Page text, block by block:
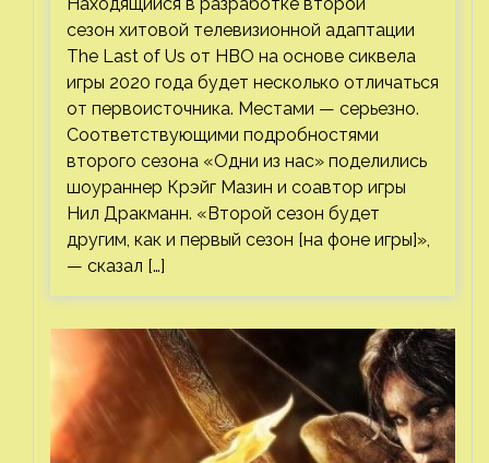
сезон хитовой телевизионной адаптации
The Last of Us от HBO на основе сиквела
игры 2020 года будет несколько отличаться
от первоисточника. Местами — серьезно.
Соответствующими подробностями
второго сезона «Одни из нас» поделились
шоураннер Крэйг Мазин и соавтор игры
Нил Дракманн. «Второй сезон будет
другим, как и первый сезон [на фоне игры]»,
— сказал […]